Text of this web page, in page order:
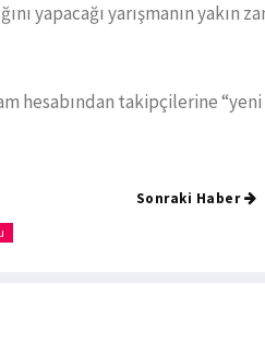
yapacağı yarışmanın yakın
hesabından takipçilerine
Sonraki Haber